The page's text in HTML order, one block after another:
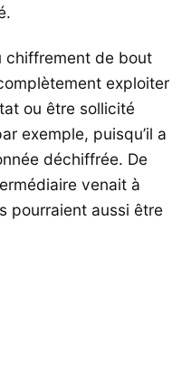
chiffrement de bout
exploiter
ou être sollicité
exemple, puisqu’il a
déchiffrée. De
venait à
pourraient aussi être